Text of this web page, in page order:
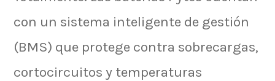
con un sistema inteligente de gestión
(BMS) que protege contra sobrecargas,
cortocircuitos y temperaturas